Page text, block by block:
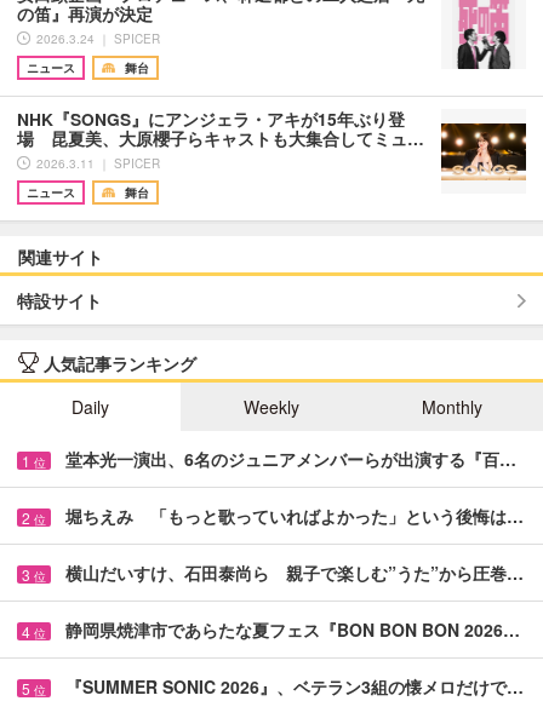
の笛』再演が決定
2026.3.24 ｜ SPICER
ニュース
舞台
NHK『SONGS』にアンジェラ・アキが15年ぶり登
場 昆夏美、大原櫻子らキャストも大集合してミュ…
2026.3.11 ｜ SPICER
ニュース
舞台
関連サイト
特設サイト
人気記事ランキング
Daily
Weekly Monthly
1 位 堂本光一演出、6名のジュニアメンバーらが出演する『百…
2 位 堀ちえみ 「もっと歌っていればよかった」という後悔は…
3 位 横山だいすけ、石田泰尚ら 親子で楽しむ”うた”から圧巻…
4 位 静岡県焼津市であらたな夏フェス『BON BON BON 2026…
5 位 『SUMMER SONIC 2026』、ベテラン3組の懐メロだけで…